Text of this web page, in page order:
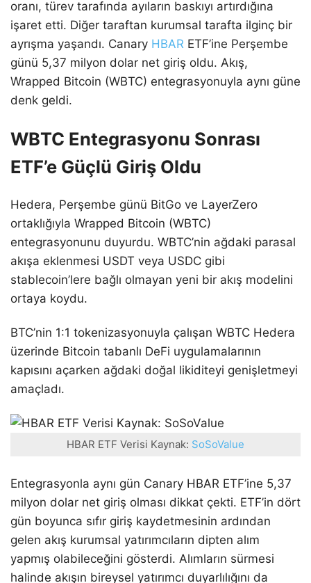
oranı, türev tarafında ayıların baskıyı artırdığına
işaret etti. Diğer taraftan kurumsal tarafta ilginç bir
ayrışma yaşandı. Canary HBAR ETF’ine Perşembe
günü 5,37 milyon dolar net giriş oldu. Akış,
Wrapped Bitcoin (WBTC) entegrasyonuyla aynı güne
denk geldi.
WBTC Entegrasyonu Sonrası
ETF’e Güçlü Giriş Oldu
Hedera, Perşembe günü BitGo ve LayerZero
ortaklığıyla Wrapped Bitcoin (WBTC)
entegrasyonunu duyurdu. WBTC’nin ağdaki parasal
akışa eklenmesi USDT veya USDC gibi
stablecoin’lere bağlı olmayan yeni bir akış modelini
ortaya koydu.
BTC’nin 1:1 tokenizasyonuyla çalışan WBTC Hedera
üzerinde Bitcoin tabanlı DeFi uygulamalarının
kapısını açarken ağdaki doğal likiditeyi genişletmeyi
amaçladı.
HBAR ETF Verisi Kaynak: SoSoValue
Entegrasyonla aynı gün Canary HBAR ETF’ine 5,37
milyon dolar net giriş olması dikkat çekti. ETF’in dört
gün boyunca sıfır giriş kaydetmesinin ardından
gelen akış kurumsal yatırımcıların dipten alım
yapmış olabileceğini gösterdi. Alımların sürmesi
halinde akışın bireysel yatırımcı duyarlılığını da